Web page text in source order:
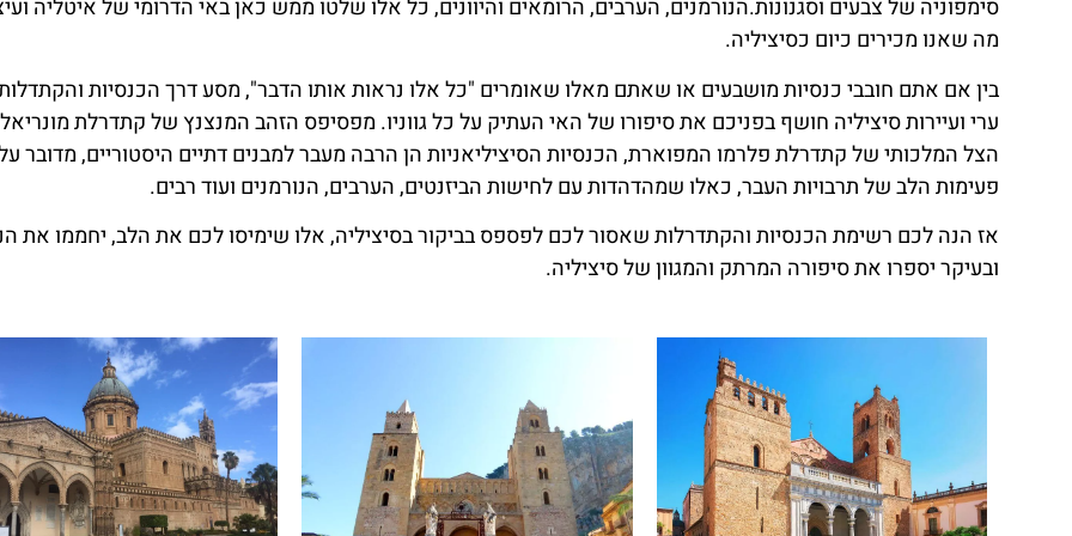
סימפוניה של צבעים וסגנונות.הנורמנים, הערבים, הרומאים והיוונים, כל אלו שלטו ממש כאן באי הדרומי של איטליה
מה שאנו מכירים כיום כסיציליה.
בין אם אתם חובבי כנסיות מושבעים או שאתם מאלו שאומרים "כל אלו נראות אותו הדבר", מסע דרך הכנסיות
ערי ועיירות סיציליה חושף בפניכם את סיפורו של האי העתיק על כל גווניו. מפסיפס הזהב המנצנץ של קתדרלת
הצל המלכותי של קתדרלת פלרמו המפוארת, הכנסיות הסיציליאניות הן הרבה מעבר למבנים דתיים היסטוריים, מדובר
פעימות הלב של תרבויות העבר, כאלו שמהדהדות עם לחישות הביזנטים, הערבים, הנורמנים ועוד רבים.
אז הנה לכם רשימת הכנסיות והקתדרלות שאסור לכם לפספס בביקור בסיציליה, אלו שימיסו לכם את הלב, יחממו את
ובעיקר יספרו את סיפורה המרתק והמגוון של סיציליה.